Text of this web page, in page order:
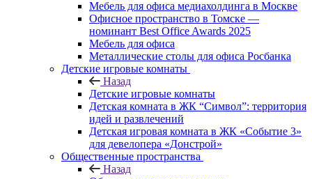
Мебель для офиса медиахолдинга в Москве
Офисное пространство в Томске —
номинант Best Office Awards 2025
Мебель для офиса
Металлические столы для офиса Росбанка
Детские игровые комнаты
Назад
Детские игровые комнаты
Детская комната в ЖК “Символ”: территория
идей и развлечений
Детская игровая комната в ЖК «Событие 3»
для девелопера «Донстрой»
Общественные пространства
Назад